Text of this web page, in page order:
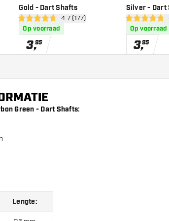
Gold - Dart Shafts
open reviews drawer
4.7 score sterren4.7 (177)
Op voorraad
3,95
Silver - Dart
4.8 score
Op voorraad
3,95
Green - Dart Shafts:
Lengte: